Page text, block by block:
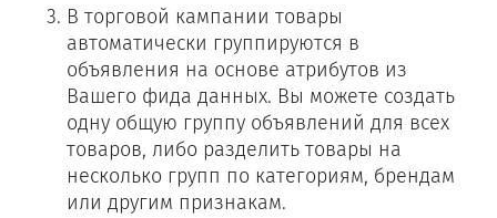
В торговой кампании товары
автоматически группируются в
объявления на основе атрибутов из
Вашего фида данных. Вы можете создать
одну общую группу объявлений для всех
товаров, либо разделить товары на
несколько групп по категориям, брендам
или другим признакам.